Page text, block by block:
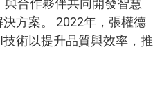
合作夥伴共同開發智慧
方案。 2022年，張權德
術以提升品質與效率，推